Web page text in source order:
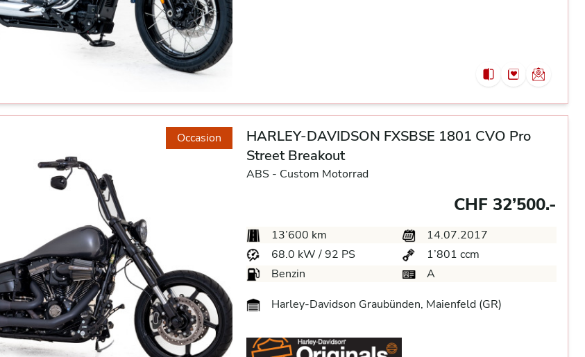
Occasion
HARLEY-DAVIDSON FXSBSE 1801 CVO Pro
Street Breakout
ABS - Custom Motorrad
CHF 32’500.-
13’600 km
14.07.2017
68.0 kW / 92 PS
1’801 ccm
Benzin
A
Harley-Davidson Graubünden, Maienfeld (GR)